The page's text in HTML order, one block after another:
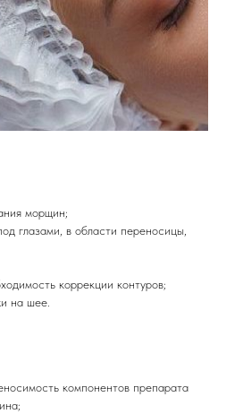
морщин;
глазами, в области переносицы,
коррекции контуров;
на шее.
компонентов препарата